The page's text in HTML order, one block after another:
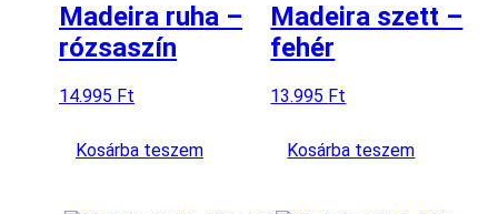
Madeira ruha –
rózsaszín
14.995 Ft
Kosárba teszem
Madeira szett –
fehér
13.995 Ft
Kosárba teszem